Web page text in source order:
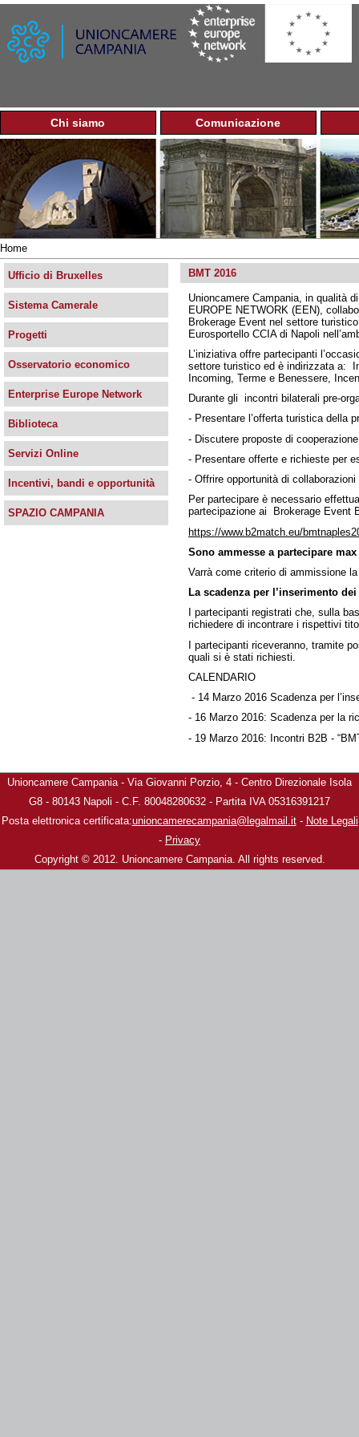
Jump to navigation
M
e
n
u
p
r
n
c
p
a
e
Chi siamo Comunicazione
Tu
sei
qui
Home
BMT 2016
Unioncamere Campania, in qualità
EUROPE NETWORK (EEN),
Brokerage Event nel settore
Eurosportello CCIA di Napoli
L’iniziativa offre partecipanti
settore turistico ed è indirizzata a:
Incoming, Terme e Benessere,
Durante gli incontri bilaterali pre-
- Presentare l’offerta turistica della
- Discutere proposte di
- Presentare offerte e richieste per
- Offrire opportunità di
Per partecipare è necessario
partecipazione ai Brokerage Event
https://www.b2match.eu/
Sono ammesse a partecipare
Varrà come criterio di ammissione
La scadenza per l’inserimento
I partecipanti registrati che, sulla
richiedere di incontrare i rispettivi
I partecipanti riceveranno, tramite
quali si è stati richiesti.
CALENDARIO
- 14 Marzo 2016 Scadenza per
- 16 Marzo 2016: Scadenza per la
- 19 Marzo 2016: Incontri B2B -
Ufficio di Bruxelles
Sistema Camerale
Progetti
Osservatorio economico
Enterprise Europe Network
Biblioteca
Servizi Online
Incentivi, bandi e opportunità
SPAZIO CAMPANIA
Unioncamere Campania - Via Giovanni Porzio, 4 - Centro Direzionale Isola
G8 - 80143 Napoli - C.F. 80048280632 - Partita IVA 05316391217
Posta elettronica certificata:unioncamerecampania@legalmail.it- Note Legali
- Privacy
Copyright © 2012. Unioncamere Campania. All rights reserved.